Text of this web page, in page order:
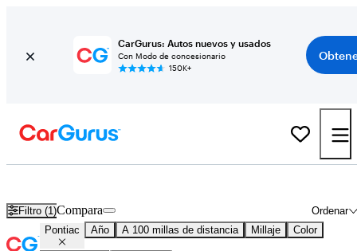
CarGurus: Autos nuevos y usados
Con Modo de concesionario
150K+
Filtro (1) Ordenar
Compara
Pontiac Año A 100 millas de distancia Millaje Color